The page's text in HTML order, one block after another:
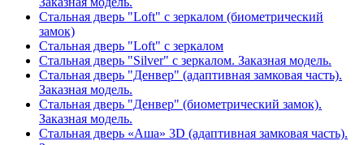
Стальная дверь "Loft" с зеркалом (биометрический
замок)
Стальная дверь "Loft" с зеркалом
Стальная дверь "Silver" с зеркалом. Заказная модель.
Стальная дверь "Денвер" (адаптивная замковая часть).
Заказная модель.
Стальная дверь "Денвер" (биометрический замок).
Заказная модель.
Стальная дверь «Аша» 3D (адаптивная замковая часть).